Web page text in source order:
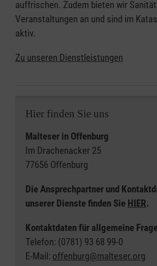
auffrischen. Zudem bieten wir
Veranstaltungen an und sind im
aktiv.
Zu unseren Dienstleistungen
Hier finden Sie uns
Malteser in Offenburg
Im Drachenacker 25
77656 Offenburg
Die Ansprechpartner und
unserer Dienste finden Sie HIER.
Kontaktdaten für allgemeine
Telefon: (0781) 93 68 99-0
E-Mail: offenburg@malteser.org